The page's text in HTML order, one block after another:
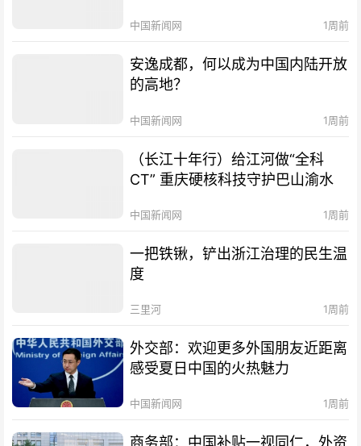
中国新闻网 1周前
安逸成都，何以成为中国内陆开放
的高地？
中国新闻网 1周前
（长江十年行）给江河做“全科
CT” 重庆硬核科技守护巴山渝水
中国新闻网 1周前
一把铁锹，铲出浙江治理的民生温
度
三里河 1周前
外交部：欢迎更多外国朋友近距离
感受夏日中国的火热魅力
中国新闻网 1周前
商务部：中国补贴一视同仁，外资